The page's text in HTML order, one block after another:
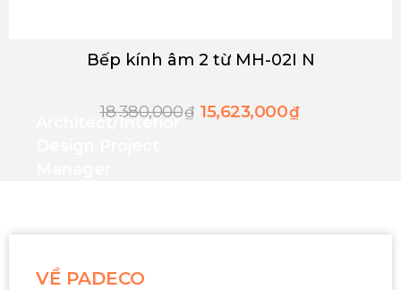
Bếp kính âm 2 từ MH-02I N
18,380,000₫ 15,623,000₫
Architect/interior
VỀ PADECO